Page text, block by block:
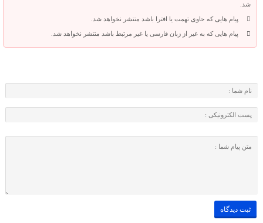
شد.
پیام هایی که حاوی تهمت یا افترا باشد منتشر نخواهد شد.
پیام هایی که به غیر از زبان فارسی یا غیر مرتبط باشد منتشر نخواهد شد.